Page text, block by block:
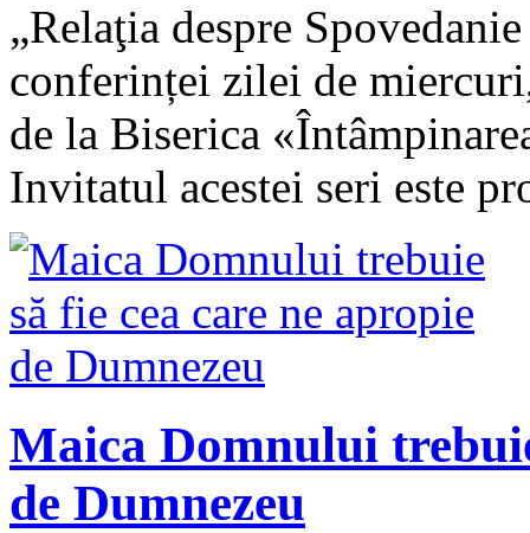
„Relaţia despre
conferinței zilei de
de la Biserica
Invitatul acestei seri este
Maica Domnului
de Dumnezeu